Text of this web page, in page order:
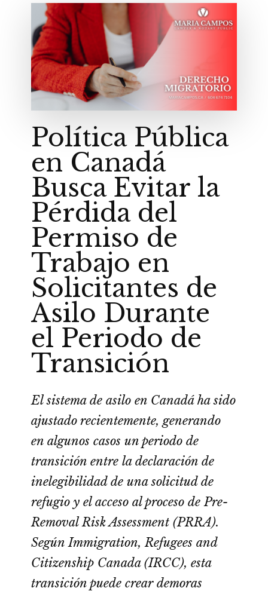
Política Pública
en Canadá
Busca Evitar la
Pérdida del
Permiso de
Trabajo en
Solicitantes de
Asilo Durante
el Periodo de
Transición
El sistema de asilo en Canadá ha sido
ajustado recientemente, generando
en algunos casos un periodo de
transición entre la declaración de
inelegibilidad de una solicitud de
refugio y el acceso al proceso de Pre-
Removal Risk Assessment (PRRA).
Según Immigration, Refugees and
Citizenship Canada (IRCC), esta
transición puede crear demoras